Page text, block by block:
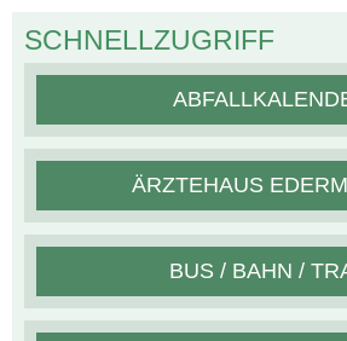
SCHNELLZUGRIFF
ÄRZTEHAUS
BUS / BAHN /